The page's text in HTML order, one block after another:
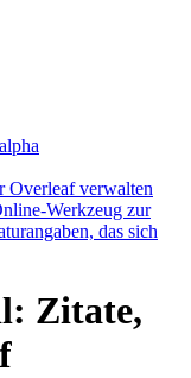
verwalten
Werkzeug zur
das sich
Zitate,